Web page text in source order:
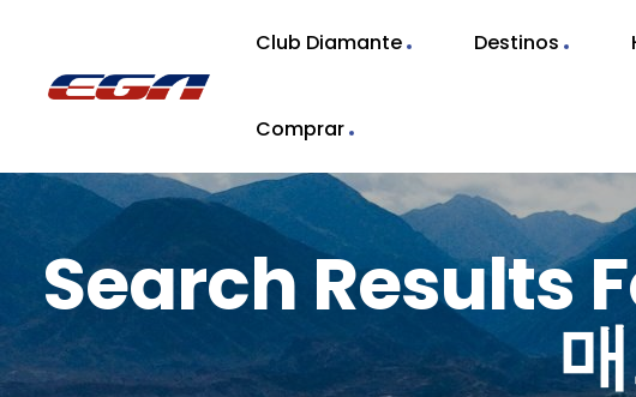
Club Diamante Destinos
Comprar
Search Results